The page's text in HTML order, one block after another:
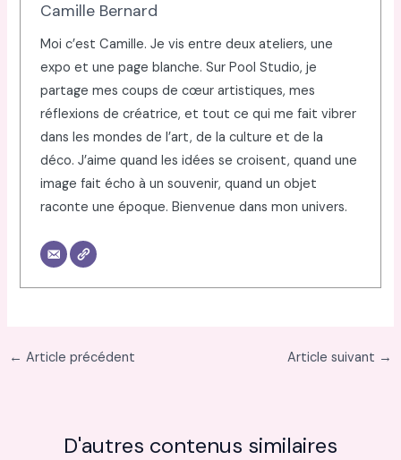
Camille Bernard
Moi c’est Camille. Je vis entre deux ateliers, une
expo et une page blanche. Sur Pool Studio, je
partage mes coups de cœur artistiques, mes
réflexions de créatrice, et tout ce qui me fait vibrer
dans les mondes de l’art, de la culture et de la
déco. J’aime quand les idées se croisent, quand une
image fait écho à un souvenir, quand un objet
raconte une époque. Bienvenue dans mon univers.
← Article précédent Article suivant →
D'autres contenus similaires